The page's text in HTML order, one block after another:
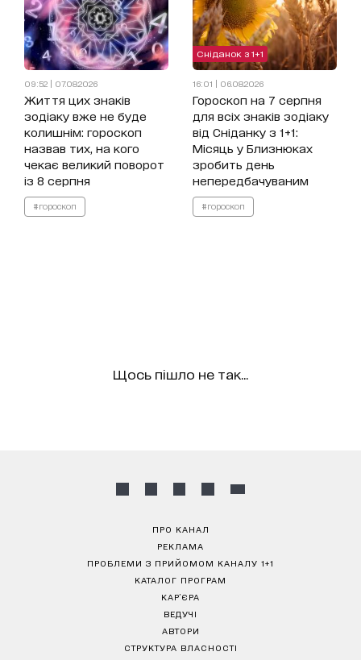
09:52 | 07.08.2026
Життя цих знаків
зодіаку вже не буде
колишнім: гороскоп
назвав тих, на кого
чекає великий поворот
із 8 серпня
#гороскоп
Сніданок з 1+1
16:01 | 06.08.2026
Гороскоп на 7 серпня
для всіх знаків зодіаку
від Сніданку з 1+1:
Місяць у Близнюках
зробить день
непередбачуваним
#гороскоп
Щось пішло не так...
ПРО КАНАЛ
РЕКЛАМА
ПРОБЛЕМИ З ПРИЙОМОМ КАНАЛУ 1+1
КАТАЛОГ ПРОГРАМ
КАР’ЄРА
ВЕДУЧІ
АВТОРИ
СТРУКТУРА ВЛАСНОСТІ